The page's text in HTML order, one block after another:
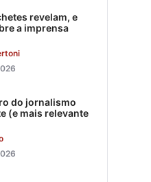
revelam, e
a imprensa
do jornalismo
(e mais relevante